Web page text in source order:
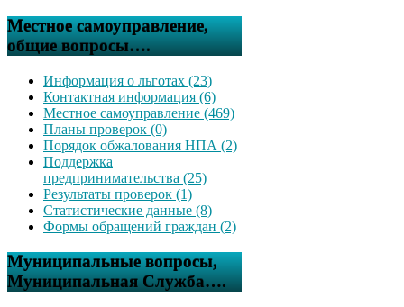
Местное самоуправление,
общие вопросы….
Информация о льготах (23)
Контактная информация (6)
Местное самоуправление (469)
Планы проверок (0)
Порядок обжалования НПА (2)
Поддержка
предпринимательства (25)
Результаты проверок (1)
Статистические данные (8)
Формы обращений граждан (2)
Муниципальные вопросы,
Муниципальная Служба….